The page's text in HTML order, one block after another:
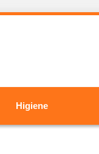
Higiene